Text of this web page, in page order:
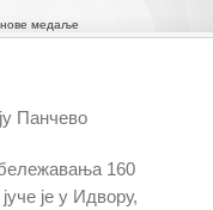
медаље
Панчево
160
је у Идвору,